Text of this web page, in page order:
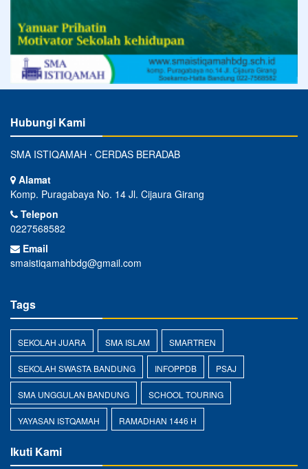
Hubungi Kami
SMA ISTIQAMAH ⋅ CERDAS BERADAB
Alamat
Komp. Puragabaya No. 14 Jl. Cijaura Girang
Telepon
0227568582
Email
smaistiqamahbdg@gmail.com
Tags
SEKOLAH JUARA SMA ISLAM SMARTREN
SEKOLAH SWASTA BANDUNG INFOPPDB PSAJ
SMA UNGGULAN BANDUNG SCHOOL TOURING
YAYASAN ISTQAMAH RAMADHAN 1446 H
Ikuti Kami